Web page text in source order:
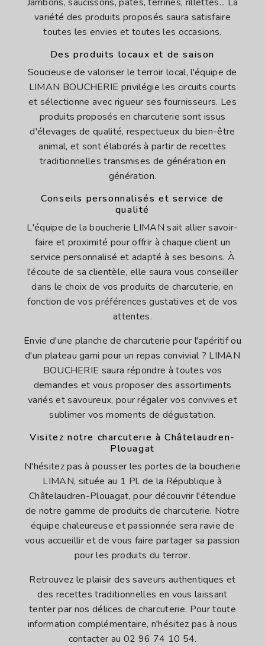
variété des produits proposés saura satisfaire
toutes les envies et toutes les occasions.
Des produits locaux et de saison
Soucieuse de valoriser le terroir local, l'équipe de
LIMAN BOUCHERIE privilégie les circuits courts
et sélectionne avec rigueur ses fournisseurs. Les
produits proposés en charcuterie sont issus
d'élevages de qualité, respectueux du bien-être
animal, et sont élaborés à partir de recettes
traditionnelles transmises de génération en
génération.
Conseils personnalisés et service de
qualité
L'équipe de la boucherie LIMAN sait allier savoir-
faire et proximité pour offrir à chaque client un
service personnalisé et adapté à ses besoins. À
l'écoute de sa clientèle, elle saura vous conseiller
dans le choix de vos produits de charcuterie, en
fonction de vos préférences gustatives et de vos
attentes.
Envie d'une planche de charcuterie pour l'apéritif ou
d'un plateau garni pour un repas convivial ? LIMAN
BOUCHERIE saura répondre à toutes vos
demandes et vous proposer des assortiments
variés et savoureux, pour régaler vos convives et
sublimer vos moments de dégustation.
Visitez notre charcuterie à Châtelaudren-
Plouagat
N'hésitez pas à pousser les portes de la boucherie
LIMAN, située au 1 Pl. de la République à
Châtelaudren-Plouagat, pour découvrir l'étendue
de notre gamme de produits de charcuterie. Notre
équipe chaleureuse et passionnée sera ravie de
vous accueillir et de vous faire partager sa passion
pour les produits du terroir.
Retrouvez le plaisir des saveurs authentiques et
des recettes traditionnelles en vous laissant
tenter par nos délices de charcuterie. Pour toute
information complémentaire, n'hésitez pas à nous
contacter au 02 96 74 10 54.